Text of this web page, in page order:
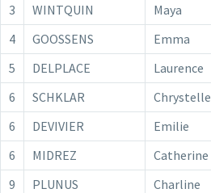
3
WINTQUIN Maya
4
GOOSSENS Emma
5
DELPLACE Laurence
6
SCHKLAR Chrystelle
6
DEVIVIER Emilie
6
MIDREZ Catherine
9
PLUNUS Charline